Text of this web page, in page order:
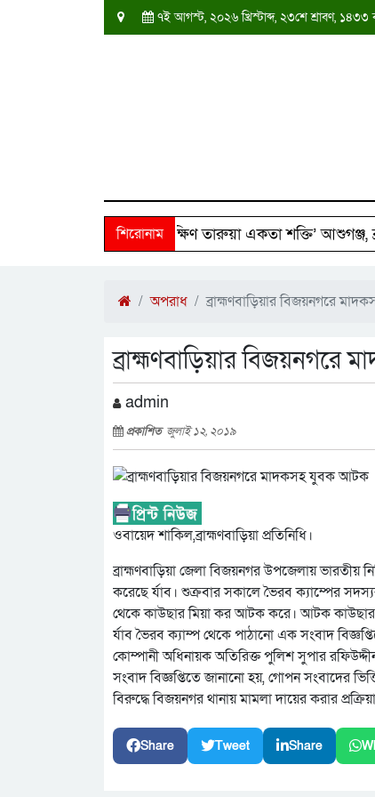
৭ই আগস্ট, ২০২৬ খ্রিস্টাব্দ, ২৩শে শ্রাবণ, ১৪৩৩
শিরোনাম
২৫০ পরিবারের পাশে ‘দক্ষিণ তারুয়া একতা শক্তি’ আশুগঞ্জ,
অপরাধ ব্রাহ্মণবাড়িয়ার বিজয়নগরে
ব্রাহ্মণবাড়িয়ার
admin
প্রকাশিত জুলাই ১২, ২০১৯
ওবায়েদ শাকিল,ব্রাহ্মণবাড়িয়া প্রতিনিধি।
ব্রাহ্মণবাড়িয়া জেলা বিজয়নগর উপজেলায়
করেছে র্যাব। শুক্রবার সকালে ভৈরব ক্যাম্পের
থেকে কাউছার মিয়া কর আটক করে। আটক কাউছার
র্যাব ভৈরব ক্যাম্প থেকে পাঠানো এক সংবাদ
কোম্পানী অধিনায়ক অতিরিক্ত পুলিশ সুপার
সংবাদ বিজ্ঞপ্তিতে জানানো হয়, গোপন সংবাদের
বিরুদ্ধে বিজয়নগর থানায় মামলা দায়ের করার
Share Tweet Share